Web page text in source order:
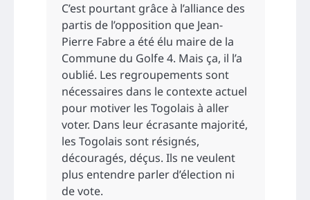
C’est pourtant grâce à l’alliance des
partis de l’opposition que Jean-
Pierre Fabre a été élu maire de la
Commune du Golfe 4. Mais ça, il l’a
oublié. Les regroupements sont
nécessaires dans le contexte actuel
pour motiver les Togolais à aller
voter. Dans leur écrasante majorité,
les Togolais sont résignés,
découragés, déçus. Ils ne veulent
plus entendre parler d’élection ni
de vote.